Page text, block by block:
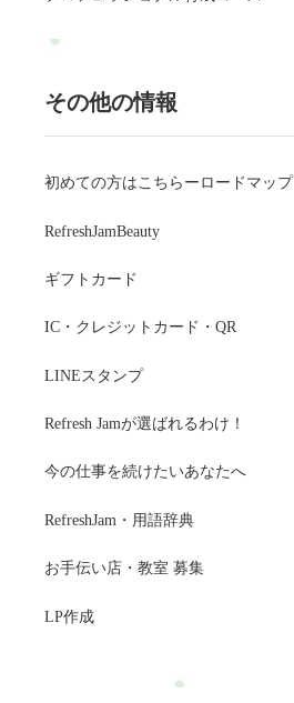
その他の情報
初めての方はこちらーロードマップ
RefreshJamBeauty
ギフトカード
IC・クレジットカード・QR
LINEスタンプ
Refresh Jamが選ばれるわけ！
今の仕事を続けたいあなたへ
RefreshJam・用語辞典
お手伝い店・教室 募集
LP作成